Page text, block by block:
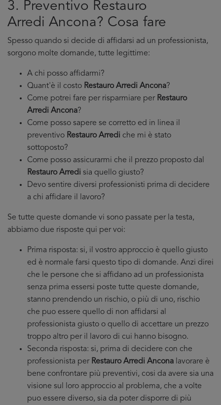
3. Preventivo Restauro
Arredi Ancona? Cosa fare
Spesso quando si decide di affidarsi ad un professionista,
sorgono molte domande, tutte legittime:
A chi posso affidarmi?
Quant'è il costo Restauro Arredi Ancona?
Come potrei fare per risparmiare per Restauro
Arredi Ancona?
Come posso sapere se corretto ed in linea il
preventivo Restauro Arredi che mi è stato
sottoposto?
Come posso assicurarmi che il prezzo proposto dal
Restauro Arredi sia quello giusto?
Devo sentire diversi professionisti prima di decidere
a chi affidare il lavoro?
Se tutte queste domande vi sono passate per la testa,
abbiamo due risposte qui per voi:
Prima risposta: si, il vostro approccio è quello giusto
ed è normale farsi questo tipo di domande. Anzi direi
che le persone che si affidano ad un professionista
senza prima essersi poste tutte queste domande,
stanno prendendo un rischio, o più di uno, rischio
che puo essere quello di non affidarsi al
professionista giusto o quello di accettare un prezzo
troppo altro per il lavoro di cui hanno bisogno.
Seconda risposta: si, prima di decidere con che
professionista per Restauro Arredi Ancona lavorare è
bene confrontare più preventivi, cosi da avere sia una
visione sul loro approccio al problema, che a volte
puo essere diverso, sia da poter disporre di più